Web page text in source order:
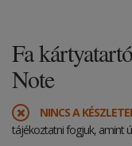
Fa
Note
NINCS A
tájékoztatni fogjuk, amint